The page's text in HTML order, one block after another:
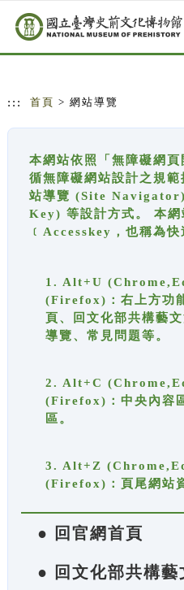
跳到主要內容
網站導覽
::: 首頁 > 網站導覽
本網站依照「無障礙網
循無障礙網站設計之規
站導覽 (Site
Key) 等設計方式。 本網
﹝Accesskey，也稱為快
1. Alt+U
(Firefox)：右上方功
頁、回文化部共構藝
導覽、常見問題等。
2. Alt+C
(Firefox)：中央內容
區。
3. Alt+Z
(Firefox)：頁尾網站
● 回官網首頁
● 回文化部共構藝